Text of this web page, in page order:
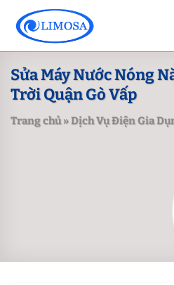
content
Sửa Máy Nước Nóng
Trời Quận Gò Vấp
Trang chủ»Dịch Vụ Điện Gia